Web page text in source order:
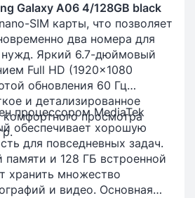
Galaxy A06 4/128GB black
SIM карты, что позволяет
два номера для
Яркий 6.7-дюймовый
Full HD (1920x1080
обновления 60 Гц
и детализированное
просмотра
процессором MediaTek
обеспечивает хорошую
для повседневных задач.
памяти и 128 ГБ встроенной
хранить множество
и видео. Основная